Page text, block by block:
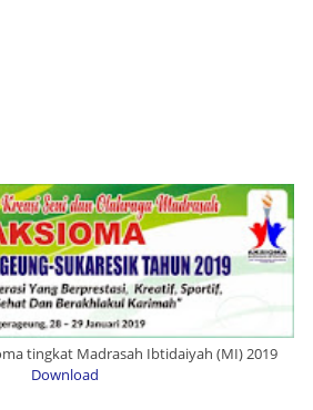
tingkat Madrasah Ibtidaiyah (MI) 2019
Download